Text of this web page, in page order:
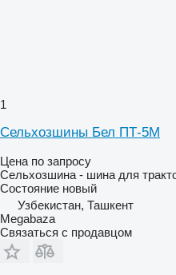
1
Сельхозшины Бел ПТ-5М
Цена по запросу
Сельхозшина - шина для
Состояние новый
Узбекистан, Ташкент
Megabaza
Связаться с продавцом